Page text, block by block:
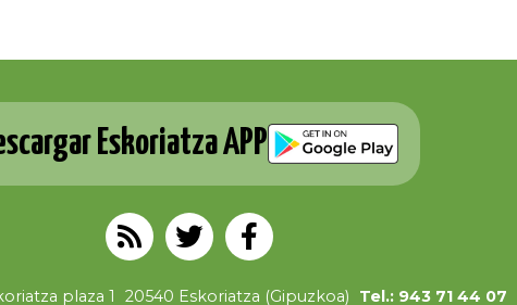
Eskoriatza APP
plaza 1 20540 Eskoriatza (Gipuzkoa) Tel.: 943 71 44 07